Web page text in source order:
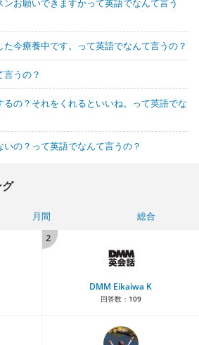
お願いできますかって英語でなんて言う
今療養中です。って英語でなんて言うの？
言うの？
の？それをくれるといいね。って英語でな
の？って英語でなんて言うの？
月間
総合
2
DMM Eikaiwa K
回答数： 109